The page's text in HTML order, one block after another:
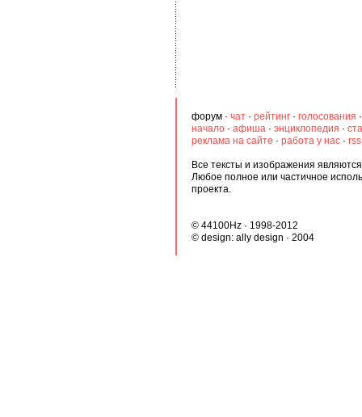
форум · чат · рейтинг · голосования
начало · афиша · энциклопедия ·
реклама на сайте · работа у нас ·
Все тексты и изображения
Любое полное или частичное
проекта.
© 44100Hz · 1998-2012
© design: ally design · 2004